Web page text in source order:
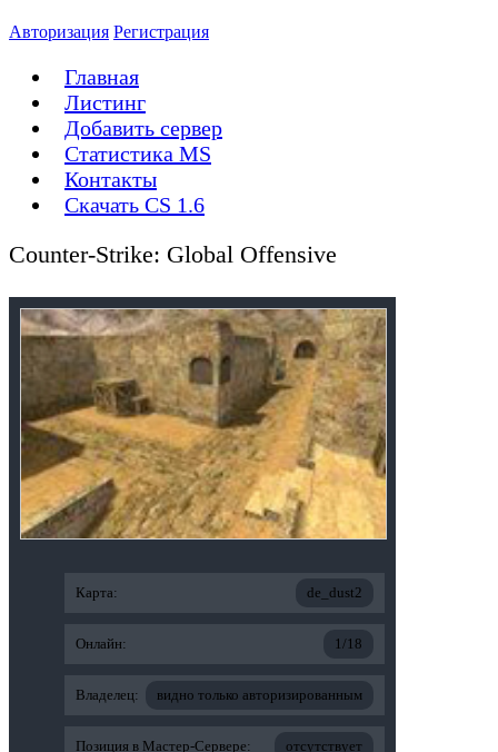
Авторизация Регистрация
Главная
Листинг
Добавить сервер
Статистика MS
Контакты
Скачать CS 1.6
Counter-Strike: Global Offensive
Карта: de_dust2
Онлайн: 1/18
Владелец: видно только авторизированным
Позиция в Мастер-Сервере: отсутствует